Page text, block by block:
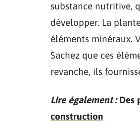
substance nutritive,
développer. La
éléments minéraux.
Sachez que ces
revanche, ils
Lire également : Des
construction